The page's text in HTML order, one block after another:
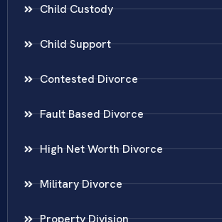
Child Custody
Child Support
Contested Divorce
Fault Based Divorce
High Net Worth Divorce
Military Divorce
Property Division